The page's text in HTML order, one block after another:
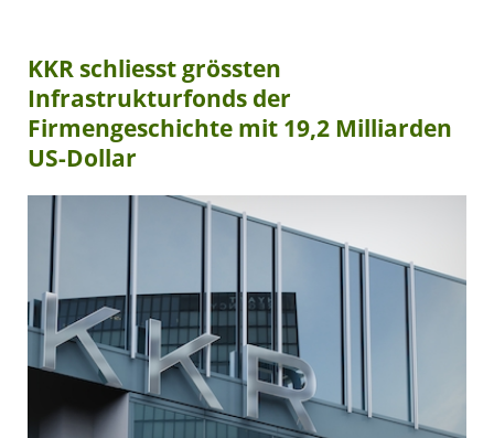
KKR schliesst grössten
Infrastrukturfonds der
Firmengeschichte mit 19,2 Milliarden
US-Dollar